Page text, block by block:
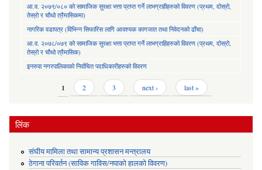
आ.व. २०७९/०८० को सामाजिक सुरक्षा भत्ता प्राप्त गर्ने लाभग्राहीहरुको विवरण (प्रथम, दोस्रो,
तेस्रो र चौथो त्रैमासिकमा)
नागरिक वडापत्र (विभिन्न सिफारिस लागि आवश्यक कागजात तथा निवेदनको ढाँचा)
आ.व. २०७८/०७९ को सामाजिक सुरक्षा भत्ता प्राप्त गर्ने लाभग्राहिहरुको विवरण (प्रथम, दोस्रो,
तेस्रो र चौथो त्रैमासिक)
इनरुवा नगरपालिकाको निर्वाचित पदाधिकारीहरुको विवरण
1 2 3 next › last »
लिंक
संघीय मामिला तथा सामान्य प्रशासन मन्त्रालय
ठेगाना परिवर्तन (साविक गाविस/नपाको हालको विवरण)